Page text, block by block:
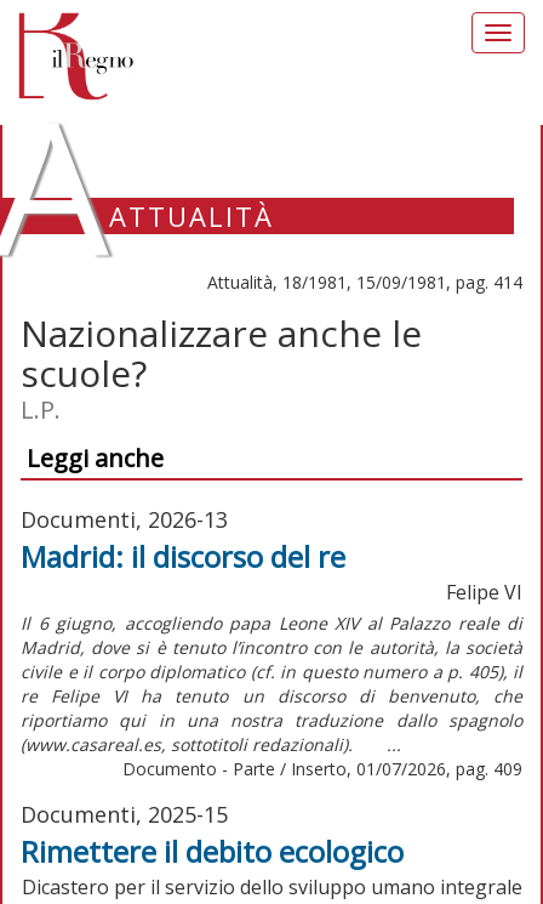
ATTUALITÀ
Attualità, 18/1981, 15/09/1981, pag. 414
Nazionalizzare anche le
scuole?
L.P.
Leggi anche
Documenti, 2026-13
Madrid: il discorso del re
Felipe VI
Il 6 giugno, accogliendo papa Leone XIV al Palazzo reale di
Madrid, dove si è tenuto l’incontro con le autorità, la società
civile e il corpo diplomatico (cf. in questo numero a p. 405), il
re Felipe VI ha tenuto un discorso di benvenuto, che
riportiamo qui in una nostra traduzione dallo spagnolo
(www.casareal.es, sottotitoli redazionali). ...
Documento - Parte / Inserto, 01/07/2026, pag. 409
Documenti, 2025-15
Rimettere il debito ecologico
Dicastero per il servizio dello sviluppo umano integrale